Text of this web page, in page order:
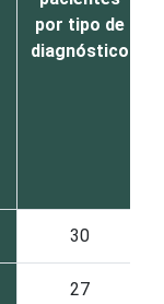
por tipo de
diagnóstico
30
27